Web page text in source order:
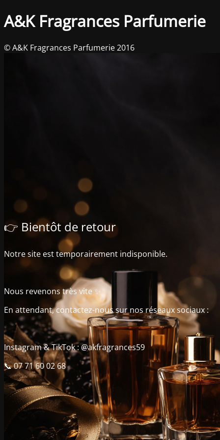
A&K Fragrances Parfumerie
👉 Bientôt de retour
Notre site est temporairement indisponible.
Nous revenons très vite ✨
En attendant, contactez-nous sur nos réseaux sociaux :
Instagram & TikTok : @akfragrances59
📞 07 71 60 02 68
© A&K Fragrances Parfumerie 2016